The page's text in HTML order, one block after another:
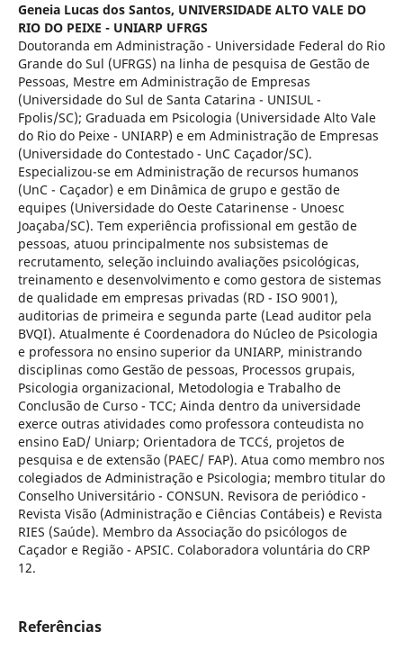
Geneia Lucas dos Santos, UNIVERSIDADE ALTO VALE DO
RIO DO PEIXE - UNIARP UFRGS
Doutoranda em Administração - Universidade Federal do Rio
Grande do Sul (UFRGS) na linha de pesquisa de Gestão de
Pessoas, Mestre em Administração de Empresas
(Universidade do Sul de Santa Catarina - UNISUL -
Fpolis/SC); Graduada em Psicologia (Universidade Alto Vale
do Rio do Peixe - UNIARP) e em Administração de Empresas
(Universidade do Contestado - UnC Caçador/SC).
Especializou-se em Administração de recursos humanos
(UnC - Caçador) e em Dinâmica de grupo e gestão de
equipes (Universidade do Oeste Catarinense - Unoesc
Joaçaba/SC). Tem experiência profissional em gestão de
pessoas, atuou principalmente nos subsistemas de
recrutamento, seleção incluindo avaliações psicológicas,
treinamento e desenvolvimento e como gestora de sistemas
de qualidade em empresas privadas (RD - ISO 9001),
auditorias de primeira e segunda parte (Lead auditor pela
BVQI). Atualmente é Coordenadora do Núcleo de Psicologia
e professora no ensino superior da UNIARP, ministrando
disciplinas como Gestão de pessoas, Processos grupais,
Psicologia organizacional, Metodologia e Trabalho de
Conclusão de Curso - TCC; Ainda dentro da universidade
exerce outras atividades como professora conteudista no
ensino EaD/ Uniarp; Orientadora de TCC´s, projetos de
pesquisa e de extensão (PAEC/ FAP). Atua como membro nos
colegiados de Administração e Psicologia; membro titular do
Conselho Universitário - CONSUN. Revisora de periódico -
Revista Visão (Administração e Ciências Contábeis) e Revista
RIES (Saúde). Membro da Associação do psicólogos de
Caçador e Região - APSIC. Colaboradora voluntária do CRP
12.
Referências